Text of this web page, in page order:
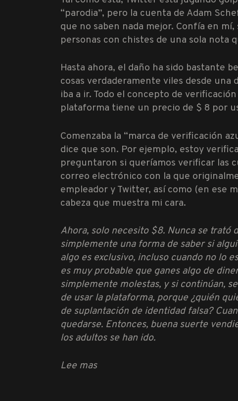
“parodia”, pero la cuenta de Adam
que no saben nada mejor. Confía en
personas con chistes de una sola
Hasta ahora, el daño ha sido bastante
cosas verdaderamente viles desde una
iba a ir. Todo el concepto de
plataforma tiene un precio de $ 8 por
Comenzaba la “marca de verificación
dice que son. Por ejemplo, estoy
preguntaron si queríamos verificar las
correo electrónico con la que
empleador y Twitter, así como (en ese
cabeza que muestra mi cara.
Ahora, solo necesito $8. Nunca se trató
simplemente una forma de saber si
algo es exclusivo, incluso cuando no lo
es muy probable que ganes algo de
simplemente molestas, y si continúan,
de usar la plataforma, porque ¿quién
de suplantación de identidad falsa?
quedarse. Entonces, buena suerte
los adultos se han ido.
Lee mas